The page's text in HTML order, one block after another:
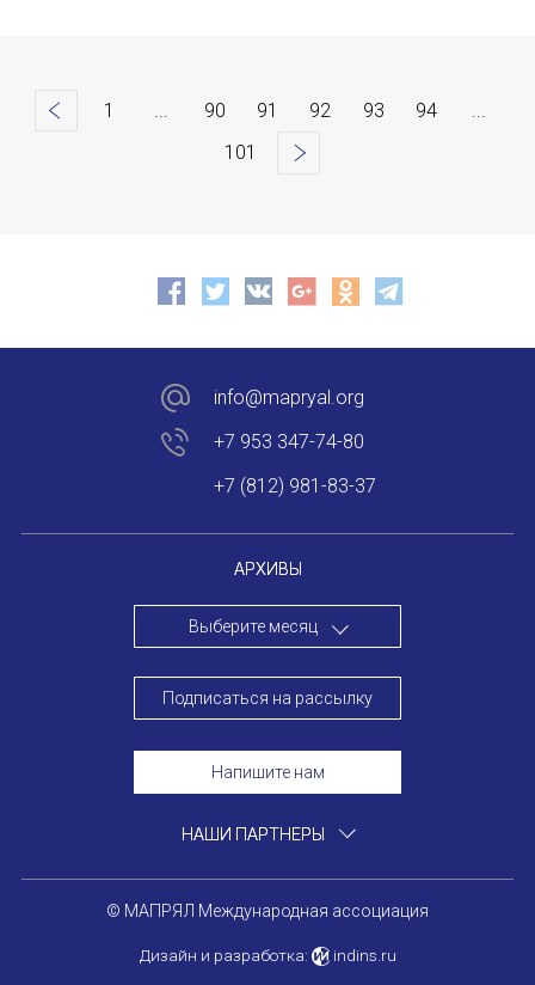
< 1 ... 90 91 92 93 94
...
101
>
АРХИВЫ
Выберите месяц
Подписаться на рассылку
Напишите нам
info@mapryal.org
+7 953 347-74-80
+7 (812) 981-83-37
НАШИ ПАРТНЕРЫ
© МАПРЯЛ Международная ассоциация
Дизайн и разработка: indins.ru